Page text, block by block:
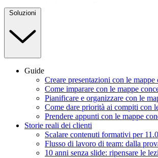
Soluzioni
Guide
Creare presentazioni con le mappe
Come imparare con le mappe
Pianificare e organizzare con le
Come dare priorità ai compiti con
Prendere appunti con le mappe
Storie reali dei clienti
Scalare contenuti formativi per
Flusso di lavoro di team: dalla
10 anni senza slide: ripensare le